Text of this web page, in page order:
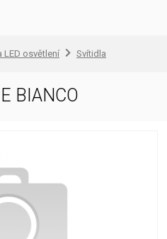
LED osvětlení Svítidla
BIANCO